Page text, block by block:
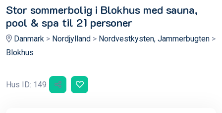
Stor sommerbolig i Blokhus med sauna,
pool & spa til 21 personer
Danmark > Nordjylland > Nordvestkysten, Jammerbugten >
Blokhus
Hus ID: 149